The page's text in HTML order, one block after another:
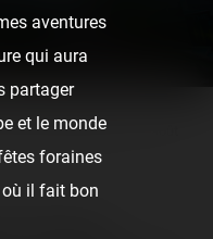
(Valras-Plage) — 2 août
Casino
aventures
qui aura
partager
et le monde
foraines
il fait bon